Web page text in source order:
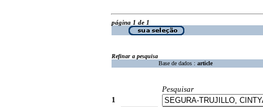
página 1 de 1
Refinar a pesquisa
Base de dados : article
Pesquisar
1